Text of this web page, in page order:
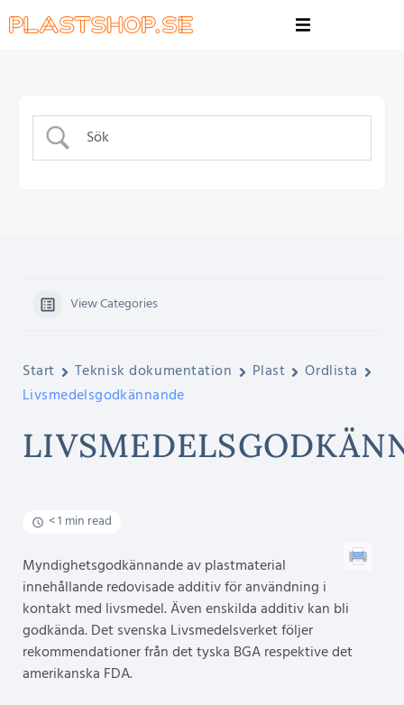
View Categories
Start Teknisk dokumentation Plast
Ordlista
Livsmedelsgodkännande
< 1 min read
Myndighetsgodkännande av plastmaterial
innehållande redovisade additiv för användning i
kontakt med livsmedel. Även enskilda additiv kan bli
godkända. Det svenska Livsmedelsverket följer
rekommendationer från det tyska BGA respektive det
amerikanska FDA.